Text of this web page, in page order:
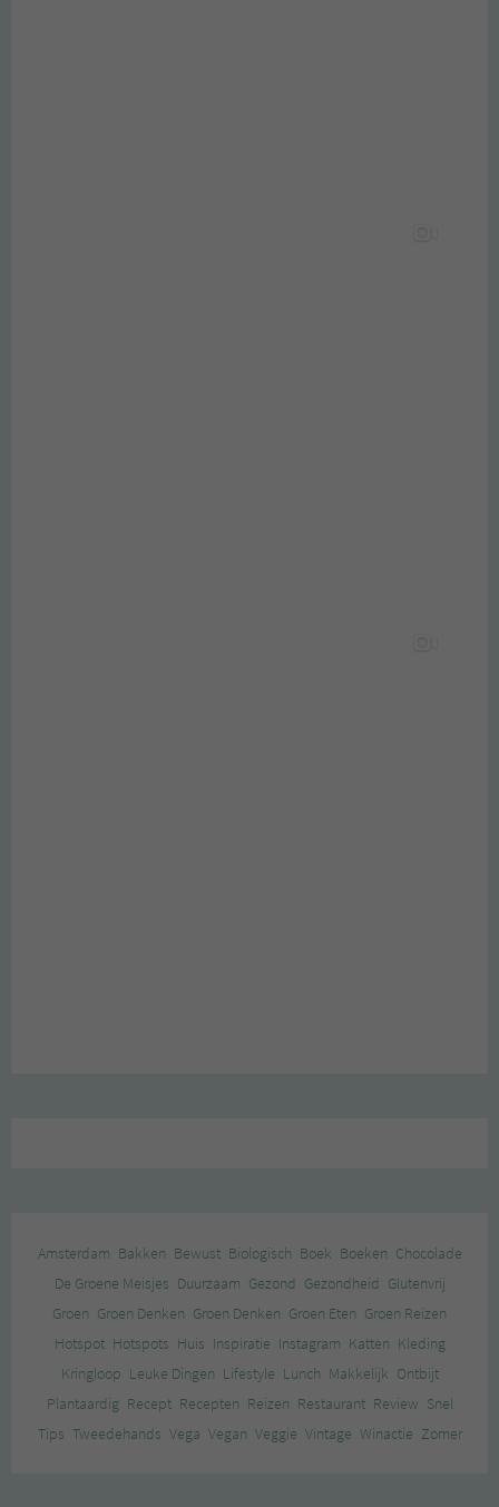
Amsterdam Bakken Bewust Biologisch Boek Boeken Chocolade
De Groene Meisjes Duurzaam Gezond Gezondheid Glutenvrij
Groen Groen Denken Groen Denken Groen Eten Groen Reizen
Hotspot Hotspots Huis Inspiratie Instagram Katten Kleding
Kringloop Leuke Dingen Lifestyle Lunch Makkelijk Ontbijt
Plantaardig Recept Recepten Reizen Restaurant Review Snel
Tips Tweedehands Vega Vegan Veggie Vintage Winactie Zomer